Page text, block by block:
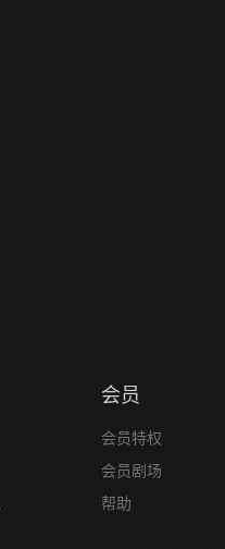
会员
会员特权
会员剧场
帮助